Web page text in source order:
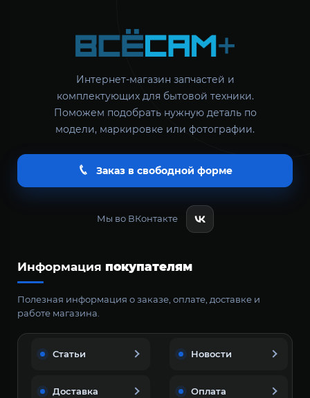
Интернет-магазин запчастей и
комплектующих для бытовой техники.
Поможем подобрать нужную деталь по
модели, маркировке или фотографии.
Заказ в свободной форме
Мы во ВКонтакте
Информация покупателям
Полезная информация о заказе, оплате, доставке и
работе магазина.
Статьи Новости
Доставка Оплата